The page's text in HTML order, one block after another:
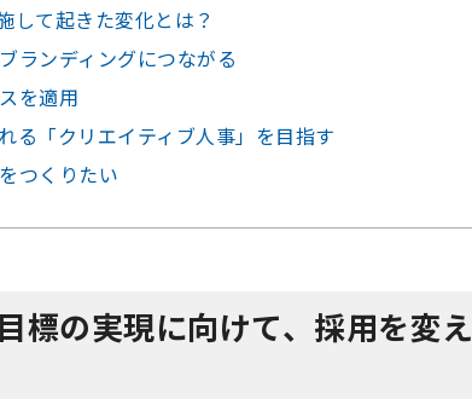
して起きた変化とは？
ランディングにつながる
を適用
る「クリエイティブ人事」を目指す
つくりたい
標の実現に向けて、採用を変え